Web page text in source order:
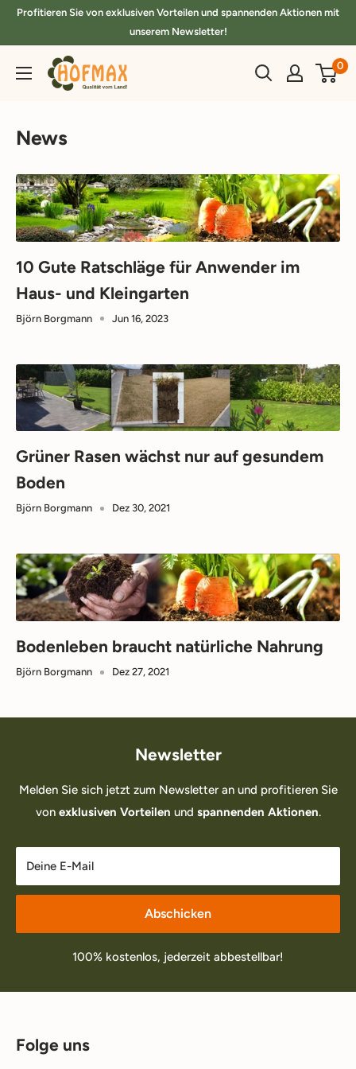
DirektProfitieren Sie von exklusiven Vorteilen und spannenden Aktionen mit
unserem Newsletter!
hofmax.de 0
News
10 Gute Ratschläge für Anwender im
Haus- und Kleingarten
Björn Borgmann Jun 16, 2023
Grüner Rasen wächst nur auf gesundem
Boden
Björn Borgmann Dez 30, 2021
Bodenleben braucht natürliche Nahrung
Björn Borgmann Dez 27, 2021
Newsletter
Melden Sie sich jetzt zum Newsletter an und profitieren Sie
von exklusiven Vorteilen und spannenden Aktionen.
Deine E-Mail
Abschicken
100% kostenlos, jederzeit abbestellbar!
Folge uns